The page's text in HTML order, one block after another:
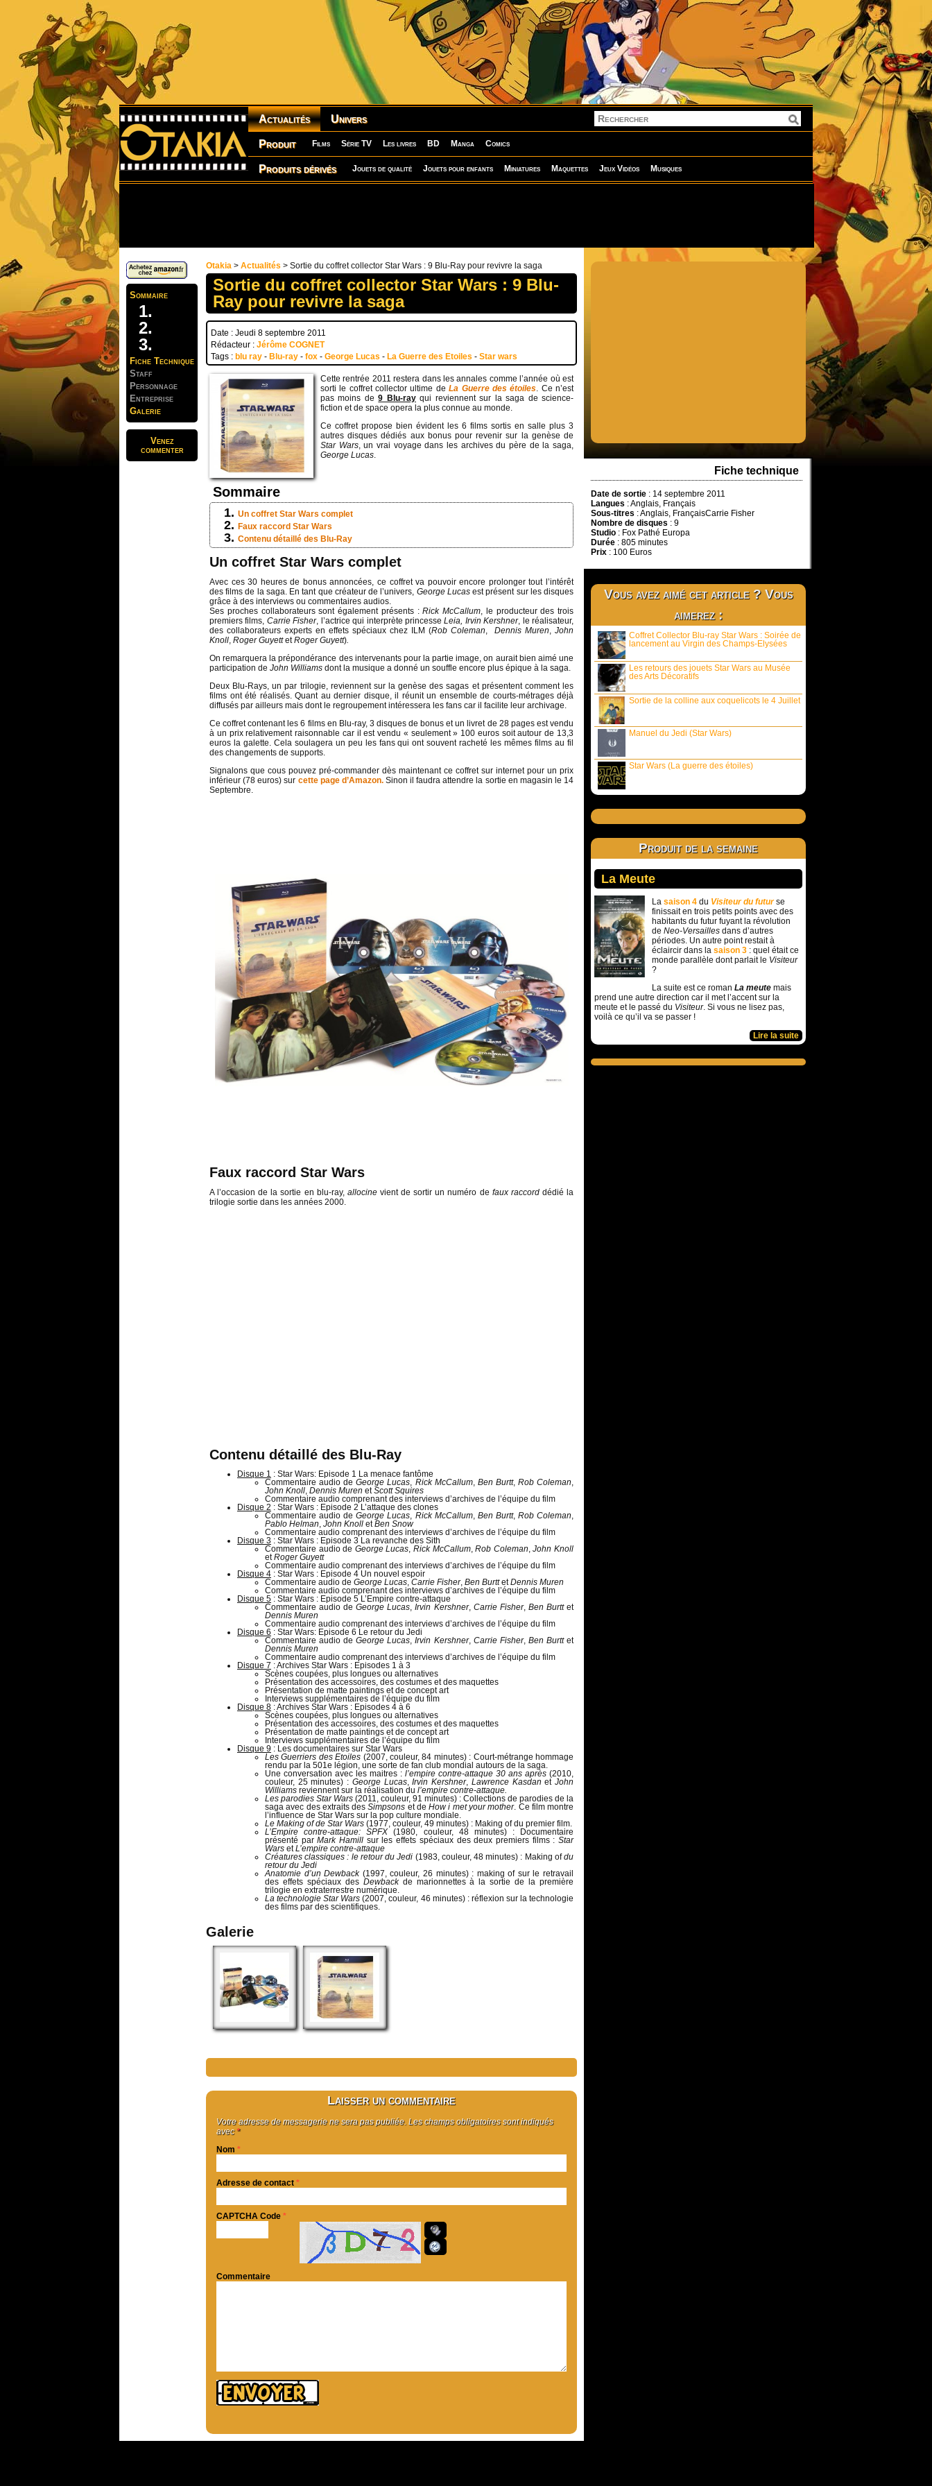
Actualités Univers
Produit Films Série TV Les livres BD Manga Comics
Produits dérivés Jouets de qualité Jouets pour enfants Miniatures Maquettes Jeux Vidéos Musiques
Sommaire
Fiche Technique
Staff
Personnage
Entreprise
Galerie
Venez
commenter
Otakia > Actualités > Sortie du coffret collector Star Wars : 9 Blu-Ray pour revivre la saga
Sortie du coffret collector Star Wars : 9 Blu-
Ray pour revivre la saga
Date : Jeudi 8 septembre 2011
Rédacteur : Jérôme COGNET
Tags : blu ray - Blu-ray - fox - George Lucas - La Guerre des Etoiles - Star wars
Cette rentrée 2011 restera dans les annales comme l’année où est
sorti le coffret collector ultime deLa Guerre des étoiles. Ce n’est
pas moins de9 Blu-rayqui reviennent sur la saga de science-
fiction et de space opera la plus connue au monde.
Ce coffret propose bien évident les 6 films sortis en salle plus 3
autres disques dédiés aux bonus pour revenir sur la genèse de
Star Wars, un vrai voyage dans les archives du père de la saga,
George Lucas.
Sommaire
Un coffret Star Wars complet
Faux raccord Star Wars
Contenu détaillé des Blu-Ray
Un coffret Star Wars complet
Avec ces 30 heures de bonus annoncées, ce coffret va pouvoir encore prolonger tout l’intérêt
des films de la saga. En tant que créateur de l’univers, George Lucasest présent sur les disques
grâce à des interviews ou commentaires audios.
Ses proches collaborateurs sont également présents :Rick McCallum, le producteur des trois
premiers films, Carrie Fisher, l’actrice qui interprète princesseLeia, Irvin Kershner, le réalisateur,
des collaborateurs experts en effets spéciaux chez ILM (Rob Coleman, Dennis Muren, John
Knoll, Roger GuyettetRoger Guyett).
On remarquera la prépondérance des intervenants pour la partie image, on aurait bien aimé une
participation de John Williams dont la musique a donné un souffle encore plus épique à la saga.
Deux Blu-Rays, un par trilogie, reviennent sur la genèse des sagas et présentent comment les
films ont été réalisés. Quant au dernier disque, il réunit un ensemble de courts-métrages déjà
diffusés par ailleurs mais dont le regroupement intéressera les fans car il facilite leur archivage.
Ce coffret contenant les 6 films en Blu-ray, 3 disques de bonus et un livret de 28 pages est vendu
à un prix relativement raisonnable car il est vendu « seulement » 100 euros soit autour de 13,3
euros la galette. Cela soulagera un peu les fans qui ont souvent racheté les mêmes films au fil
des changements de supports.
Signalons que cous pouvez pré-commander dès maintenant ce coffret sur internet pour un prix
inférieur (78 euros) sur cette page d’Amazon.Sinon il faudra attendre la sortie en magasin le 14
Septembre.
Faux raccord Star Wars
A l’occasion de la sortie en blu-ray, allocinevient de sortir un numéro de faux raccord dédié la
trilogie sortie dans les années 2000.
Contenu détaillé des Blu-Ray
Disque 1 : Star Wars: Episode 1 La menace fantôme
Commentaire audio de George Lucas, Rick McCallum, Ben Burtt, Rob Coleman,
John Knoll, Dennis Muren etScott Squires
Commentaire audio comprenant des interviews d’archives de l’équipe du film
Disque 2 : Star Wars : Episode 2 L’attaque des clones
Commentaire audio deGeorge Lucas, Rick McCallum, Ben Burtt, Rob Coleman,
Pablo Helman, John Knoll etBen Snow
Commentaire audio comprenant des interviews d’archives de l’équipe du film
Disque 3 : Star Wars : Episode 3 La revanche des Sith
Commentaire audio de George Lucas,Rick McCallum,Rob Coleman,John Knoll
etRoger Guyett
Commentaire audio comprenant des interviews d’archives de l’équipe du film
Disque 4 : Star Wars : Episode 4 Un nouvel espoir
Commentaire audio de George Lucas, Carrie Fisher, Ben BurttetDennis Muren
Commentaire audio comprenant des interviews d’archives de l’équipe du film
Disque 5 : Star Wars : Episode 5 L’Empire contre-attaque
Commentaire audio deGeorge Lucas,Irvin Kershner, Carrie Fisher, Ben Burttet
Dennis Muren
Commentaire audio comprenant des interviews d’archives de l’équipe du film
Disque 6 : Star Wars: Episode 6 Le retour du Jedi
Commentaire audio deGeorge Lucas,Irvin Kershner, Carrie Fisher, Ben Burttet
Dennis Muren
Commentaire audio comprenant des interviews d’archives de l’équipe du film
Disque 7 : Archives Star Wars : Episodes 1 à 3
Scènes coupées, plus longues ou alternatives
Présentation des accessoires, des costumes et des maquettes
Présentation de matte paintings et de concept art
Interviews supplémentaires de l’équipe du film
Disque 8 : Archives Star Wars : Episodes 4 à 6
Scènes coupées, plus longues ou alternatives
Présentation des accessoires, des costumes et des maquettes
Présentation de matte paintings et de concept art
Interviews supplémentaires de l’équipe du film
Disque 9 : Les documentaires sur Star Wars
Les Guerriers des Etoiles (2007, couleur, 84 minutes) : Court-métrange hommage
rendu par la 501e légion, une sorte de fan club mondial autours de la saga.
Une conversation avec les maitres : l’empire contre-attaque 30 ans après (2010,
couleur, 25 minutes) : George Lucas,Irvin Kershner, Lawrence Kasdan etJohn
Williams reviennent sur la réalisation du l’empire contre-attaque.
Les parodies Star Wars (2011, couleur, 91 minutes) : Collections de parodies de la
saga avec des extraits desSimpsons et deHow i met your mother. Ce film montre
l’influence de Star Wars sur la pop culture mondiale.
Le Making of de Star Wars (1977, couleur, 49 minutes) : Making of du premier film.
L’Empire contre-attaque: SPFX (1980, couleur, 48 minutes) : Documentaire
présenté parMark Hamill sur les effets spéciaux des deux premiers films :Star
Wars etL’empire contre-attaque
Créatures classiques : le retour du Jedi (1983, couleur, 48 minutes) : Making ofdu
retour du Jedi
Anatomie d’un Dewback(1997, couleur, 26 minutes) : making of sur le retravail
des effets spéciaux des Dewbackde marionnettes à la sortie de la première
trilogie en extraterrestre numérique.
La technologie Star Wars (2007, couleur, 46 minutes) : réflexion sur la technologie
des films par des scientifiques.
Galerie
Laisser un commentaire
Votre adresse de messagerie ne sera pas publiée. Les champs obligatoires sont indiqués
avec*
Nom *
Adresse de contact *
CAPTCHA Code *
Commentaire
Fiche technique
Date de sortie : 14 septembre 2011
Langues : Anglais, Français
Sous-titres : Anglais, FrançaisCarrie Fisher
Nombre de disques : 9
Studio : Fox Pathé Europa
Durée : 805 minutes
Prix : 100 Euros
Vous avez aimé cet article ? Vous
aimerez :
Coffret Collector Blu-ray Star Wars : Soirée de
lancement au Virgin des Champs-Elysées
Les retours des jouets Star Wars au Musée
des Arts Décoratifs
Sortie de la colline aux coquelicots le 4 Juillet
Manuel du Jedi (Star Wars)
Star Wars (La guerre des étoiles)
Produit de la semaine
La Meute
La saison 4 du Visiteur du futurse
finissait en trois petits points avec des
habitants du futur fuyant la révolution
de Neo-Versailles dans d’autres
périodes. Un autre point restait à
éclaircir dans la saison 3 : quel était ce
monde parallèle dont parlait le Visiteur
?
La suite est ce roman La meute mais
prend une autre direction car il met l’accent sur la
meute et le passé du Visiteur. Si vous ne lisez pas,
voilà ce qu’il va se passer !
Lire la suite